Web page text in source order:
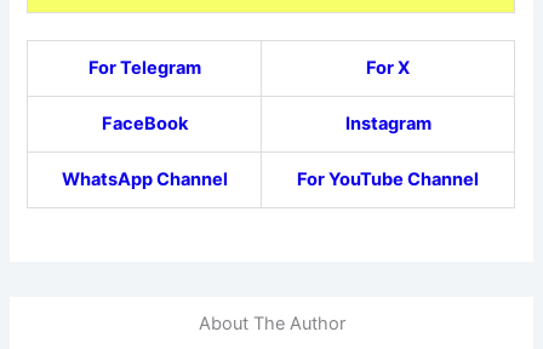
For Telegram For X
FaceBook Instagram
WhatsApp Channel For YouTube Channel
About The Author